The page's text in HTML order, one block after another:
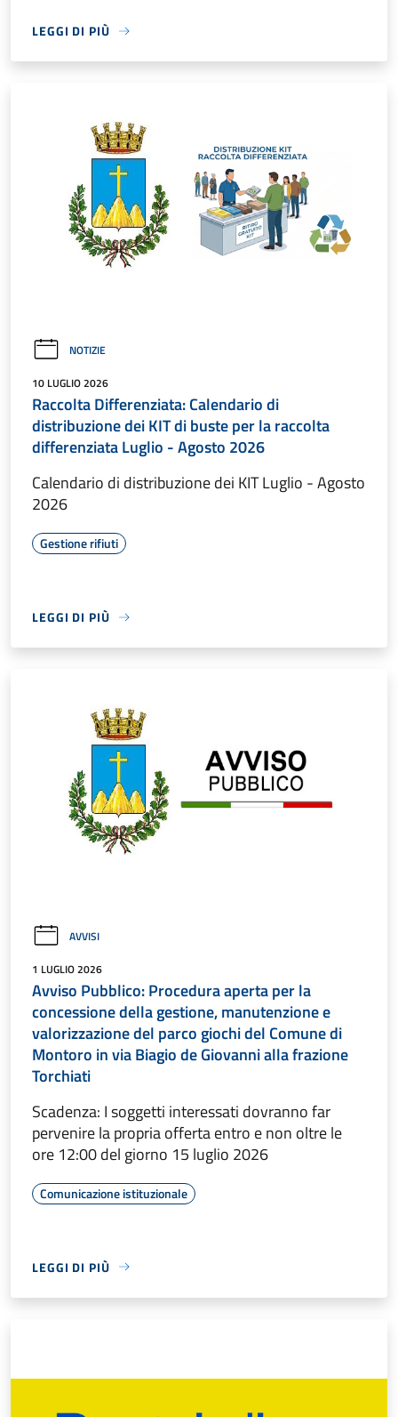
LEGGI DI PIÙ
NOTIZIE
10 LUGLIO 2026
Raccolta Differenziata: Calendario di
distribuzione dei KIT di buste per la raccolta
differenziata Luglio - Agosto 2026
Calendario di distribuzione dei KIT Luglio - Agosto
2026
Gestione rifiuti
LEGGI DI PIÙ
AVVISI
1 LUGLIO 2026
Avviso Pubblico: Procedura aperta per la
concessione della gestione, manutenzione e
valorizzazione del parco giochi del Comune di
Montoro in via Biagio de Giovanni alla frazione
Torchiati
Scadenza: I soggetti interessati dovranno far
pervenire la propria offerta entro e non oltre le
ore 12:00 del giorno 15 luglio 2026
Comunicazione istituzionale
LEGGI DI PIÙ